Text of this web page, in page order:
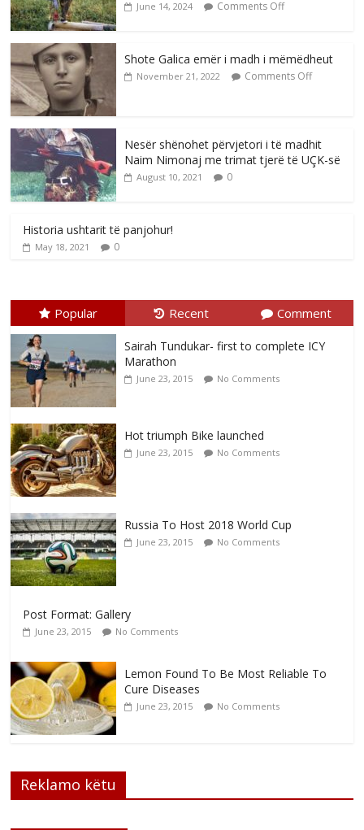
June 14, 2024 Comments Off
Shote Galica emër i madh i mëmëdheut
November 21, 2022 Comments Off
Nesër shënohet përvjetori i të madhit
Naim Nimonaj me trimat tjerë të UÇK-së
August 10, 2021 0
Historia ushtarit të panjohur!
May 18, 2021 0
Popular Recent Comment
Sairah Tundukar- first to complete ICY
Marathon
June 23, 2015 No Comments
Hot triumph Bike launched
June 23, 2015 No Comments
Russia To Host 2018 World Cup
June 23, 2015 No Comments
Post Format: Gallery
June 23, 2015 No Comments
Lemon Found To Be Most Reliable To
Cure Diseases
June 23, 2015 No Comments
Reklamo këtu